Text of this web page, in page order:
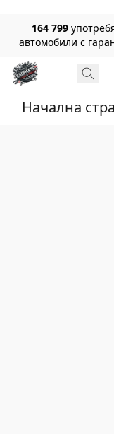
164 799
автомобили с
Начална